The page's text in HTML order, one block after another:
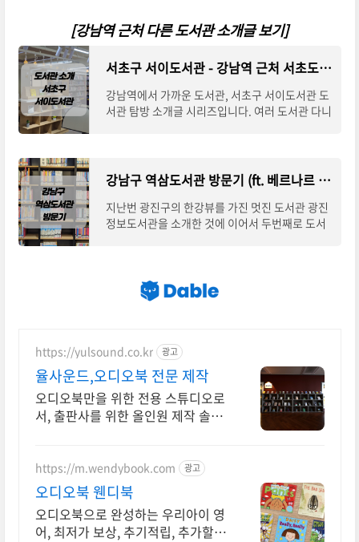
[강남역 근처 다른 도서관 소개글 보기]
서초구 서이도서관 - 강남역 근처 서초도서관
강남역에서 가까운 도서관, 서초구 서이도서관 도
서관 탐방 소개글 시리즈입니다. 여러 도서관 다니
강남구 역삼도서관 방문기 (ft. 베르나르 베르베르 개미)
지난번 광진구의 한강뷰를 가진 멋진 도서관 광진
정보도서관을 소개한 것에 이어서 두번째로 도서
https://yulsound.co.kr 광고
율사운드,오디오북 전문 제작
오디오북만을 위한 전용 스튜디오로
서, 출판사를 위한 올인원 제작 솔루
https://m.wendybook.com 광고
오디오북 웬디북
오디오북으로 완성하는 우리아이 영
어, 최저가 보상, 추기적립, 추가할인